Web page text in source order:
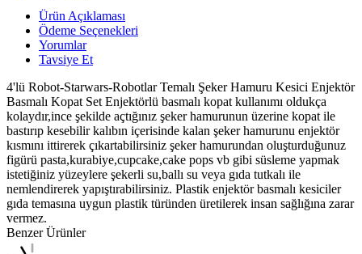
Ürün Açıklaması
Ödeme Seçenekleri
Yorumlar
Tavsiye Et
4'lü Robot-Starwars-Robotlar Temalı Şeker Hamuru Kesici Enjektör
Basmalı Kopat Set Enjektörlü basmalı kopat kullanımı oldukça
kolaydır,ince şekilde açtığınız şeker hamurunun üzerine kopat ile
bastırıp kesebilir kalıbın içerisinde kalan şeker hamurunu enjektör
kısmını ittirerek çıkartabilirsiniz şeker hamurundan oluşturduğunuz
figürü pasta,kurabiye,cupcake,cake pops vb gibi süsleme yapmak
istetiğiniz yüzeylere şekerli su,ballı su veya gıda tutkalı ile
nemlendirerek yapıştırabilirsiniz. Plastik enjektör basmalı kesiciler
gıda temasına uygun plastik türünden üretilerek insan sağlığına zarar
vermez.
Benzer Ürünler